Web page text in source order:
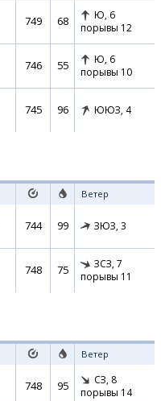
749 68 Ю, 6
порывы 12
746 55 Ю, 6
порывы 10
745 96 ЮЮЗ, 4
Ветер
744 99 ЗЮЗ, 3
748 75 ЗСЗ, 7
порывы 11
Ветер
748 95 СЗ, 8
порывы 14